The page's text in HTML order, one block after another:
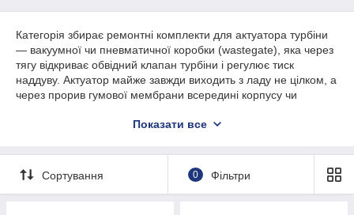
Категорія збирає ремонтні комплекти для актуатора турбіни
— вакуумної чи пневматичної коробки (wastegate), яка через
тягу відкриває обвідний клапан турбіни і регулює тиск
наддуву. Актуатор майже завжди виходить з ладу не цілком, а
через прорив гумової мембрани всередині корпусу чи
можна відремонтувати без заміни картриджа.
Мембрана (діафрагма) актуатора — розділяє
порожнини коробки і утримує заданий тиск наддуву;
Показати все
Сортування 0 Фільтри